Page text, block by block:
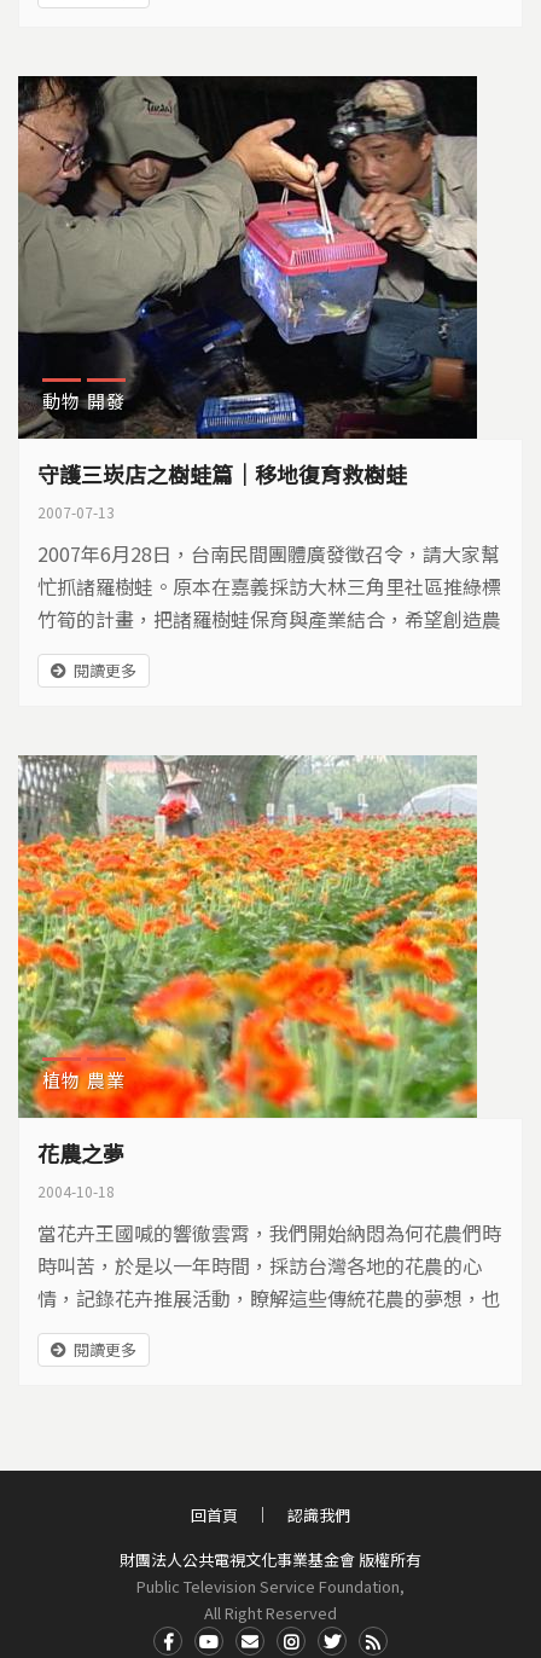
篇與文史篇。
動物 開發
守護三崁店之樹蛙篇｜移地復育救樹蛙
2007-07-13
2007年6月28日，台南民間團體廣發徵召令，請大家幫
忙抓諸羅樹蛙。原本在嘉義採訪大林三角里社區推綠標
竹筍的計畫，把諸羅樹蛙保育與產業結合，希望創造農
民與樹蛙雙贏，這是讓諸羅樹蛙永續生存的方法之一，
才剛聽到在鹽水溪南岸的永康也有諸羅樹蛙分布，卻是
道歉，採訪到一半，直奔永康採訪...
閱讀更多
植物 農業
花農之夢
2004-10-18
當花卉王國喊的響徹雲霄，我們開始納悶為何花農們時
時叫苦，於是以一年時間，採訪台灣各地的花農的心
情，記錄花卉推展活動，瞭解這些傳統花農的夢想，也
觀察台灣花卉產業面臨的瓶頸。
閱讀更多
財團法人公共電視文化事業基金會 版權所有
Public Television Service Foundation,
All Right Reserved
回首頁 認識我們